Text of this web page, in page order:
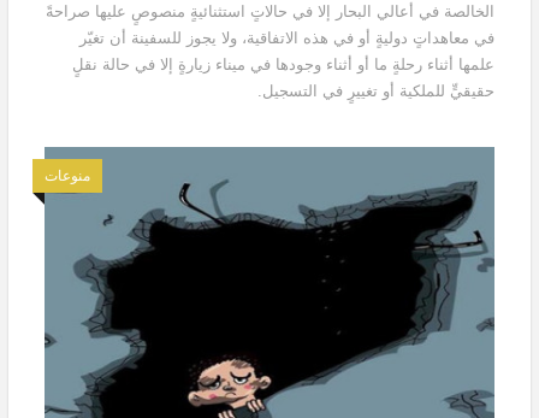
الخالصة في أعالي البحار إلا في حالاتٍ استثنائيةٍ منصوصٍ عليها صراحةً
في معاهداتٍ دوليةٍ أو في هذه الاتفاقية، ولا يجوز للسفينة أن تغيّر
علمها أثناء رحلةٍ ما أو أثناء وجودها في ميناء زيارةٍ إلا في حالة نقلٍ
حقيقيٍّ للملكية أو تغييرٍ في التسجيل.
منوعات